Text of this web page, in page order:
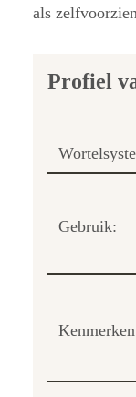
als
Profiel
Gebruik: